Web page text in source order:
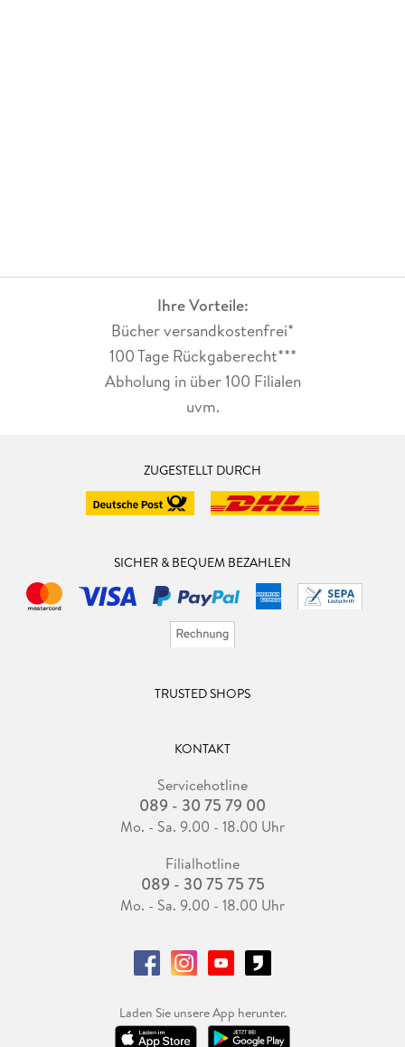
Ihre Vorteile:
Bücher versandkostenfrei*
100 Tage Rückgaberecht***
Abholung in über 100 Filialen
uvm.
ZUGESTELLT DURCH
SICHER & BEQUEM BEZAHLEN
TRUSTED SHOPS
KONTAKT
Servicehotline
089 - 30 75 79 00
Mo. - Sa. 9.00 - 18.00 Uhr
Filialhotline
089 - 30 75 75 75
Mo. - Sa. 9.00 - 18.00 Uhr
Laden Sie unsere App herunter.